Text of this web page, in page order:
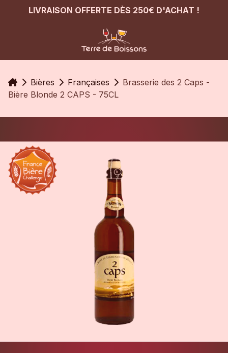
LIVRAISON OFFERTE DÈS 250€ D'ACHAT !
Accueil
Bières Françaises
Brasserie des 2 Caps -
Bière Blonde 2 CAPS - 75CL